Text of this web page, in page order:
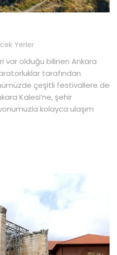
Yerler
var olduğu bilinen Ankara
tarafından
çeşitli festivallere de
Kalesi’ne, şehir
kolayca ulaşım